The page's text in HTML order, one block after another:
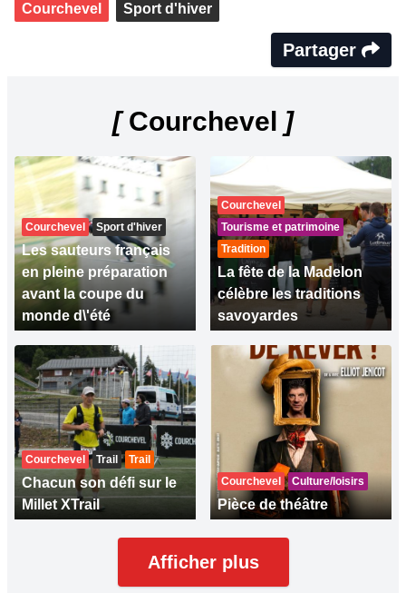
Courchevel Sport d'hiver
Partager
[Courchevel ]
Courchevel Sport d'hiver
Les sauteurs français
en pleine préparation
avant la coupe du
monde d\'été
Courchevel
Tourisme et patrimoine
Tradition
La fête de la Madelon
célèbre les traditions
savoyardes
Courchevel Trail Trail
Chacun son défi sur le
Millet XTrail
Courchevel Culture/loisirs
Pièce de théâtre
Afficher plus